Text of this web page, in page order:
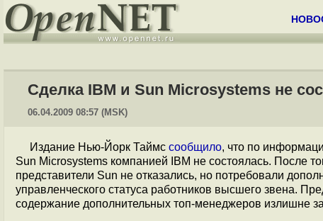
Сделка IBM и Sun Microsystems не
06.04.2009 08:57 (MSK)
Издание Нью-Йорк Таймс сообщило, что по
Sun Microsystems компанией IBM не состоялась. После
представители Sun не отказались, но потребовали
управленческого статуса работников высшего звена.
содержание дополнительных топ-менеджеров излишне